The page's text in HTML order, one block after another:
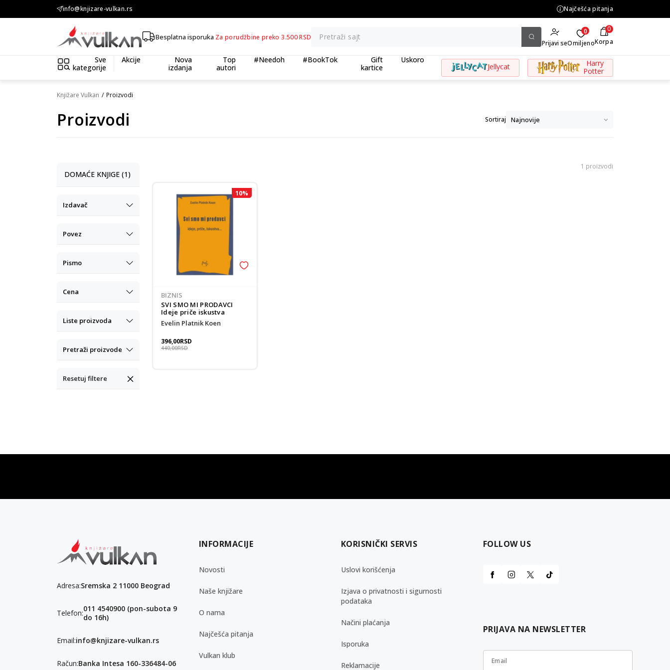
info@knjizare-vulkan.rs Najčešća pitanja
Besplatna isporuka Za porudžbine preko 3.500 RSD Pretraži sajt
Prijavi se
0
Omiljeno
0
Korpa
Sve
kategorije
Akcije
Nova
izdanja
Top
autori
#Needoh #BookTok
Gift
kartice
Uskoro
Jellycat
Harry
Potter
Knjižare Vulkan Proizvodi
Proizvodi Sortiraj
DOMAĆE KNJIGE (1)
Resetuj filtere
Izdavač
Povez
Pismo
Cena
Liste proizvoda
Pretraži proizvode
1 proizvodi
10%
BIZNIS
SVI SMO MI PRODAVCI
Ideje priče iskustva
Evelin Platnik Koen
396,00RSD
440,00RSD
Adresa:Sremska 2 11000 Beograd
Telefon:011 4540900 (pon-subota 9
do 16h)
Email:info@knjizare-vulkan.rs
Račun:Banka Intesa 160-336484-06
INFORMACIJE
Novosti
Naše knjižare
O nama
Najčešća pitanja
Vulkan klub
KORISNIČKI SERVIS
Uslovi korišćenja
Izjava o privatnosti i sigurnosti
podataka
Načini plaćanja
Isporuka
Reklamacije
FOLLOW US
PRIJAVA NA NEWSLETTER
Email